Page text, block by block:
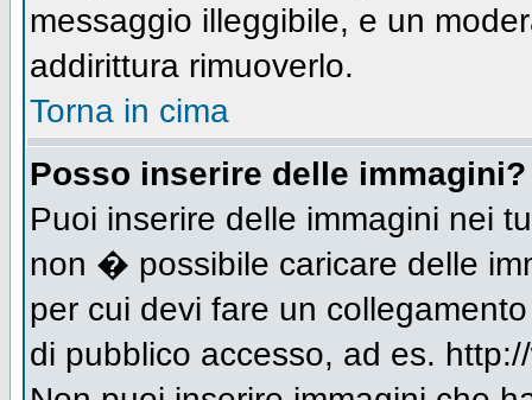
messaggio illeggibile, e un
addirittura rimuoverlo.
Torna in cima
Posso inserire delle immagini?
Puoi inserire delle immagini nei
non � possibile caricare delle
per cui devi fare un
di pubblico accesso, ad es.